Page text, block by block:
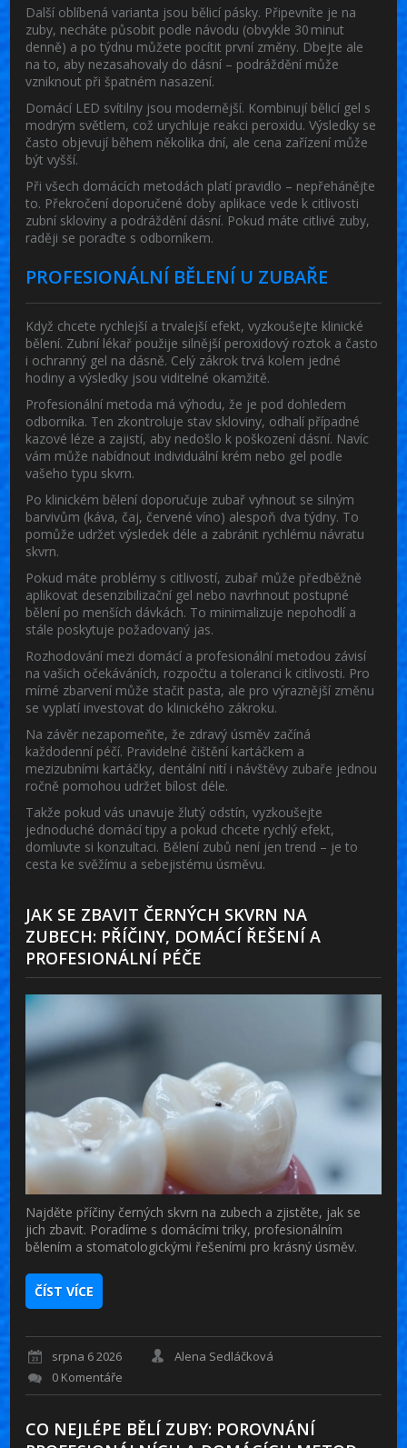
Další oblíbená varianta jsou bělicí pásky. Připevníte je na
zuby, necháte působit podle návodu (obvykle 30 minut
denně) a po týdnu můžete pocítit první změny. Dbejte ale
na to, aby nezasahovaly do dásní – podráždění může
vzniknout při špatném nasazení.
Domácí LED svítilny jsou modernější. Kombinují bělicí gel s
modrým světlem, což urychluje reakci peroxidu. Výsledky se
často objevují během několika dní, ale cena zařízení může
být vyšší.
Při všech domácích metodách platí pravidlo – nepřehánějte
to. Překročení doporučené doby aplikace vede k citlivosti
zubní skloviny a podráždění dásní. Pokud máte citlivé zuby,
raději se poraďte s odborníkem.
PROFESIONÁLNÍ BĚLENÍ U ZUBAŘE
Když chcete rychlejší a trvalejší efekt, vyzkoušejte klinické
bělení. Zubní lékař použije silnější peroxidový roztok a často
i ochranný gel na dásně. Celý zákrok trvá kolem jedné
hodiny a výsledky jsou viditelné okamžitě.
Profesionální metoda má výhodu, že je pod dohledem
odborníka. Ten zkontroluje stav skloviny, odhalí případné
kazové léze a zajistí, aby nedošlo k poškození dásní. Navíc
vám může nabídnout individuální krém nebo gel podle
vašeho typu skvrn.
Po klinickém bělení doporučuje zubař vyhnout se silným
barvivům (káva, čaj, červené víno) alespoň dva týdny. To
pomůže udržet výsledek déle a zabránit rychlému návratu
skvrn.
Pokud máte problémy s citlivostí, zubař může předběžně
aplikovat desenzibilizační gel nebo navrhnout postupné
bělení po menších dávkách. To minimalizuje nepohodlí a
stále poskytuje požadovaný jas.
Rozhodování mezi domácí a profesionální metodou závisí
na vašich očekáváních, rozpočtu a toleranci k citlivosti. Pro
mírné zbarvení může stačit pasta, ale pro výraznější změnu
se vyplatí investovat do klinického zákroku.
Na závěr nezapomeňte, že zdravý úsměv začíná
každodenní péčí. Pravidelné čištění kartáčkem a
mezizubními kartáčky, dentální nití i návštěvy zubaře jednou
ročně pomohou udržet bílost déle.
Takže pokud vás unavuje žlutý odstín, vyzkoušejte
jednoduché domácí tipy a pokud chcete rychlý efekt,
domluvte si konzultaci. Bělení zubů není jen trend – je to
cesta ke svěžímu a sebejistému úsměvu.
JAK SE ZBAVIT ČERNÝCH SKVRN NA
ZUBECH: PŘÍČINY, DOMÁCÍ ŘEŠENÍ A
PROFESIONÁLNÍ PÉČE
Najděte příčiny černých skvrn na zubech a zjistěte, jak se
jich zbavit. Poradíme s domácími triky, profesionálním
bělením a stomatologickými řešeními pro krásný úsměv.
ČÍST VÍCE
srpna 6 2026
Alena Sedláčková
0 Komentáře
CO NEJLÉPE BĚLÍ ZUBY: POROVNÁNÍ